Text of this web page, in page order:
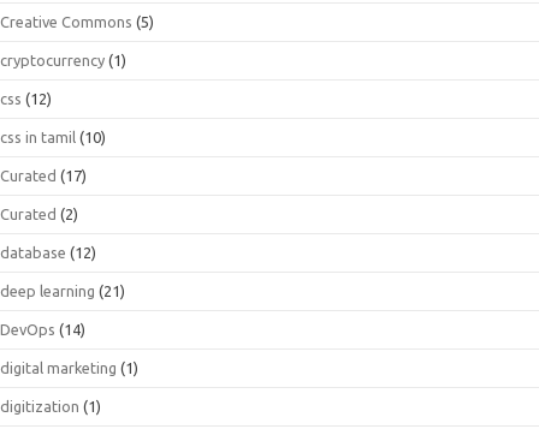
Creative Commons (5)
cryptocurrency (1)
css (12)
css in tamil (10)
Curated (17)
Curated (2)
database (12)
deep learning (21)
DevOps (14)
digital marketing (1)
digitization (1)